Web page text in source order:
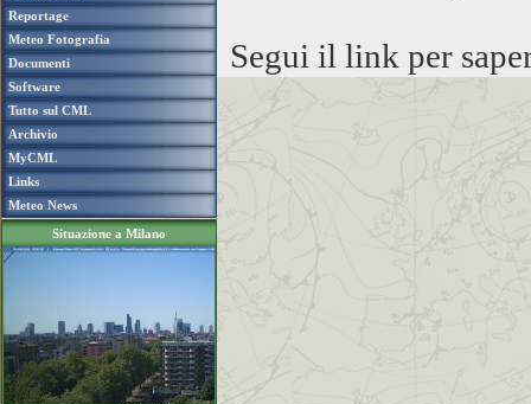
Reportage
Meteo Fotografia
Documenti
Software
Tutto sul CML
Archivio
MyCML
Links
Meteo News
Situazione a Milano
Segui il link per